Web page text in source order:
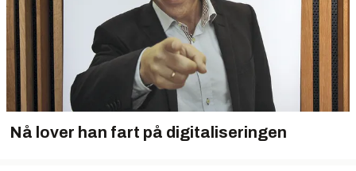
Nå lover han fart på digitaliseringen